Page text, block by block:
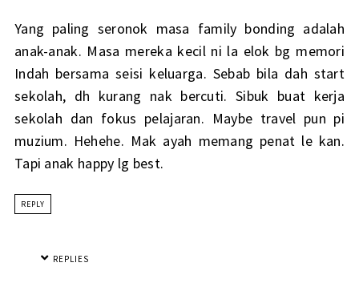
Yang paling seronok masa family bonding adalah
anak-anak. Masa mereka kecil ni la elok bg memori
Indah bersama seisi keluarga. Sebab bila dah start
sekolah, dh kurang nak bercuti. Sibuk buat kerja
sekolah dan fokus pelajaran. Maybe travel pun pi
muzium. Hehehe. Mak ayah memang penat le kan.
Tapi anak happy lg best.
REPLY
REPLIES